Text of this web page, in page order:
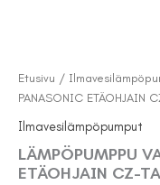
Etusivu /
PANASONIC ETÄOHJAIN
Ilmavesilämpöpumput
LÄMPÖPUMPPU
ETÄOHJAIN CZ-